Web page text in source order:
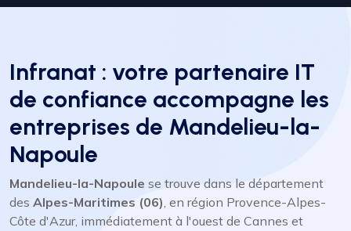
Infranat : votre partenaire IT
de confiance accompagne les
entreprises de Mandelieu-la-
Napoule
Mandelieu-la-Napoule se trouve dans le département
des Alpes-Maritimes (06), en région Provence-Alpes-
Côte d'Azur, immédiatement à l'ouest de Cannes et